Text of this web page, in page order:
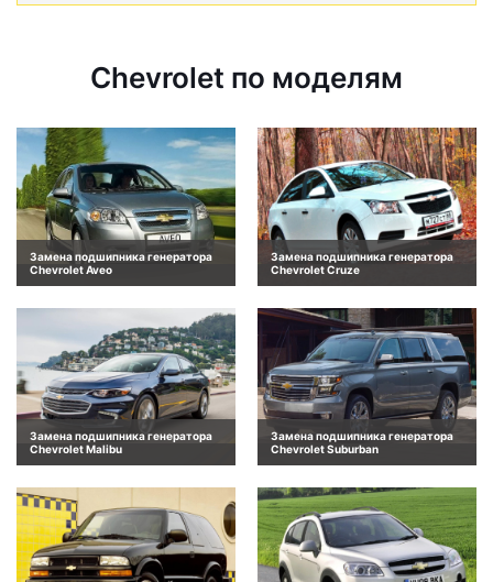
Chevrolet по моделям
Замена подшипника генератора
Chevrolet Aveo
Замена подшипника генератора
Chevrolet Cruze
Замена подшипника генератора
Chevrolet Malibu
Замена подшипника генератора
Chevrolet Suburban